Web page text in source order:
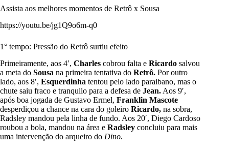
Assista aos melhores momentos de Retrô x Sousa
https://youtu.be/jg1Q9o6m-q0
1° tempo: Pressão do Retrô surtiu efeito
Primeiramente, aos 4′, Charles cobrou falta e Ricardo salvou
a meta do Sousa na primeira tentativa do Retrô. Por outro
lado, aos 8′, Esquerdinha tentou pelo lado paraibano, mas o
chute saiu fraco e tranquilo para a defesa de Jean. Aos 9′,
após boa jogada de Gustavo Ermel, Franklin Mascote
desperdiçou a chance na cara do goleiro Ricardo, na sobra,
Radsley mandou pela linha de fundo. Aos 20′, Diego Cardoso
roubou a bola, mandou na área e Radsley concluiu para mais
uma intervenção do arqueiro do Dino.